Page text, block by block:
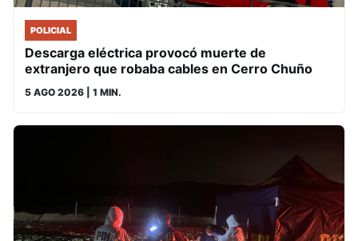
POLICIAL
Descarga eléctrica provocó muerte de
extranjero que robaba cables en Cerro Chuño
5 AGO 2026 | 1 MIN.